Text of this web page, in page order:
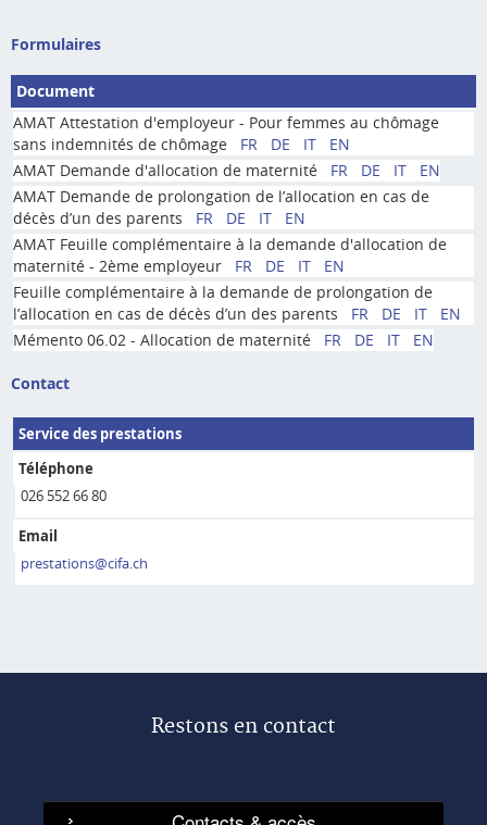
Formulaires
Document
AMAT Attestation d'employeur - Pour femmes au chômage
sans indemnités de chômage FR DE IT
EN
AMAT Demande d'allocation de maternité FR DE IT
EN
AMAT Demande de prolongation de l’allocation en cas de
décès d’un des parents FR DE IT
EN
AMAT Feuille complémentaire à la demande d'allocation de
maternité - 2ème employeur FR DE IT
EN
Feuille complémentaire à la demande de prolongation de
l’allocation en cas de décès d’un des parents FR DE IT
EN
Mémento 06.02 - Allocation de maternité FR DE IT EN
Contact
Service des prestations
Téléphone
026 552 66 80
Email
prestations@cifa.ch
Restons en contact